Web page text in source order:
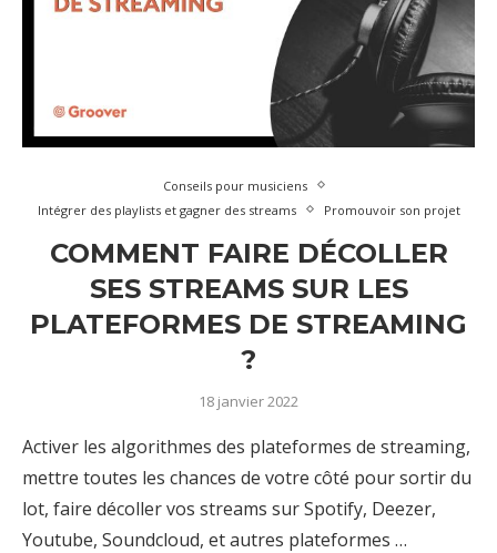
Conseils pour musiciens
Intégrer des playlists et gagner des streams
Promouvoir son projet
COMMENT FAIRE DÉCOLLER
SES STREAMS SUR LES
PLATEFORMES DE STREAMING
?
18 janvier 2022
Activer les algorithmes des plateformes de streaming,
mettre toutes les chances de votre côté pour sortir du
lot, faire décoller vos streams sur Spotify, Deezer,
Youtube, Soundcloud, et autres plateformes …